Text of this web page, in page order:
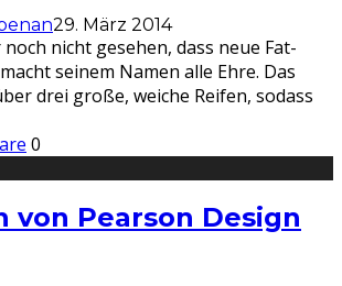
29. März 2014
nicht gesehen, dass neue Fat-
seinem Namen alle Ehre. Das
drei große, weiche Reifen, sodass
0
von Pearson Design